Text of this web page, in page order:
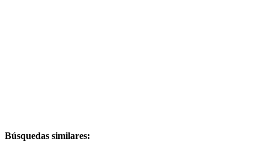
Búsquedas similares: